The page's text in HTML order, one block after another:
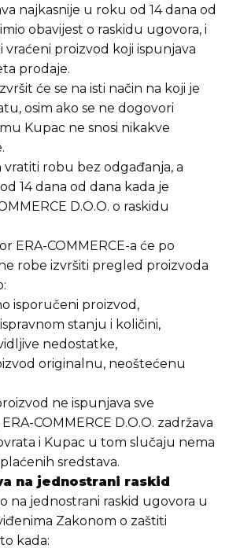
najkasnije u roku od 14 dana od
obavijest o raskidu ugovora, i
proizvod koji ispunjava
prodaje.
će se na isti način na koji je
osim ako se ne dogovori
Kupac ne snosi nikakve
vratiti robu bez odgađanja, a
14 dana od dana kada je
D.O.O. o raskidu
ERA-COMMERCE-a će po
robe izvršiti pregled proizvoda
isporučeni proizvod,
stanju i količini,
nedostatke,
originalnu, neoštećenu
ne ispunjava sve
COMMERCE D.O.O. zadržava
i Kupac u tom slučaju nema
sredstava.
na jednostrani raskid
na jednostrani raskid ugovora u
Zakonom o zaštiti
kada: